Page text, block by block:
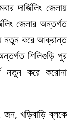
দার্জিলিং জেলায়
জেলার অন্তর্গত
নতুন করে আক্রান্ত
শিলিগুড়ি পুর
নতুন করে করোনা
জন, খড়িবাড়ি ব্লকে